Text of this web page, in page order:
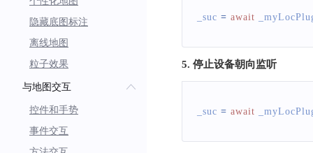
隐藏底图标注
离线地图
粒子效果
与地图交互
控件和手势
事件交互
_suc = await
5. 停止设备朝向监听
_suc = await